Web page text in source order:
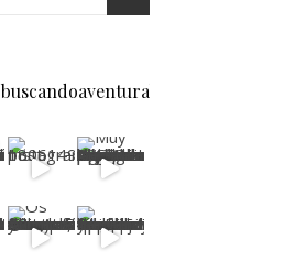
buscandoaventurablog